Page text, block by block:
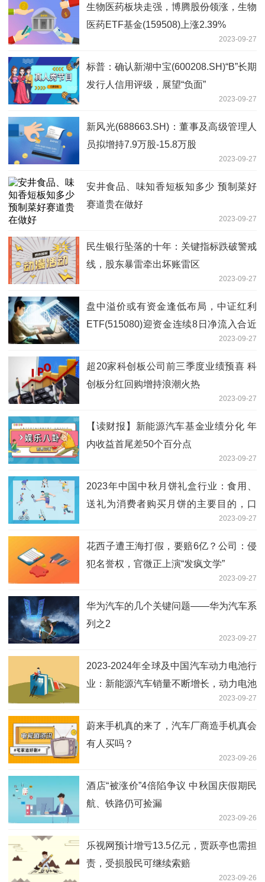
生物医药板块走强，博腾股份领涨，生物
医药ETF基金(159508)上涨2.39%
2023-09-27
标普：确认新湖中宝(600208.SH)“B”长期
发行人信用评级，展望“负面”
2023-09-27
新风光(688663.SH)：董事及高级管理人
员拟增持7.9万股-15.8万股
2023-09-27
安井食品、味知香短板知多少 预制菜好
赛道贵在做好
2023-09-27
民生银行坠落的十年：关键指标跌破警戒
线，股东暴雷牵出坏账雷区
2023-09-27
盘中溢价或有资金逢低布局，中证红利
ETF(515080)迎资金连续8日净流入合近
2023-09-27
超20家科创板公司前三季度业绩预喜 科
创板分红回购增持浪潮火热
2023-09-27
【读财报】新能源汽车基金业绩分化 年
内收益首尾差50个百分点
2023-09-27
2023年中国中秋月饼礼盒行业：食用、
送礼为消费者购买月饼的主要目的，口
2023-09-27
花西子遭王海打假，要赔6亿？公司：侵
犯名誉权，官微正上演“发疯文学”
2023-09-27
华为汽车的几个关键问题——华为汽车系
列之2
2023-09-27
2023-2024年全球及中国汽车动力电池行
业：新能源汽车销量不断增长，动力电池
2023-09-27
蔚来手机真的来了，汽车厂商造手机真会
有人买吗？
2023-09-26
酒店“被涨价”4倍陷争议 中秋国庆假期民
航、铁路仍可捡漏
2023-09-26
乐视网预计增亏13.5亿元，贾跃亭也需担
责，受损股民可继续索赔
2023-09-26